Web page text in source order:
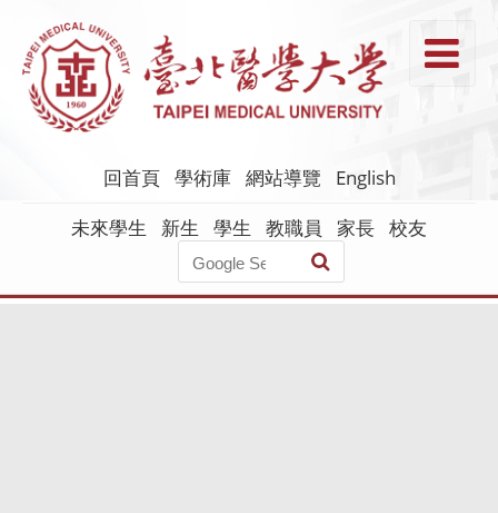
主
要
回首頁 學術庫 網站導覽
English
未來學生
新生 學生 教職員 家長 校友